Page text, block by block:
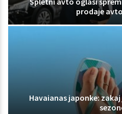
prodaje
Havaianas japonke: